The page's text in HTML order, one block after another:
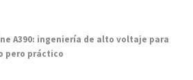
A390: ingeniería de alto voltaje para
pero práctico